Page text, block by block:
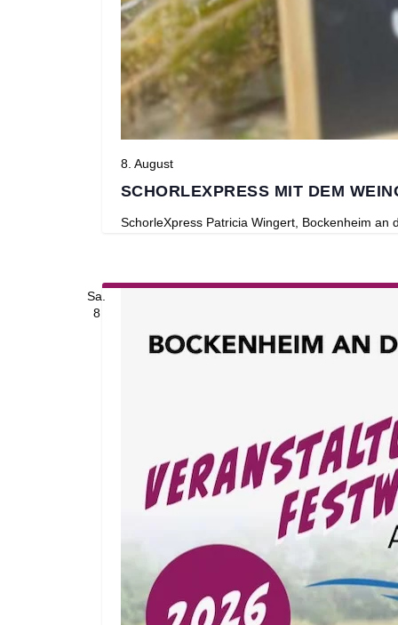
SCHORLEXPRESS MIT DEM
8. August
SchorleXpress Patricia Wingert, Bockenheim an
Sa.
8